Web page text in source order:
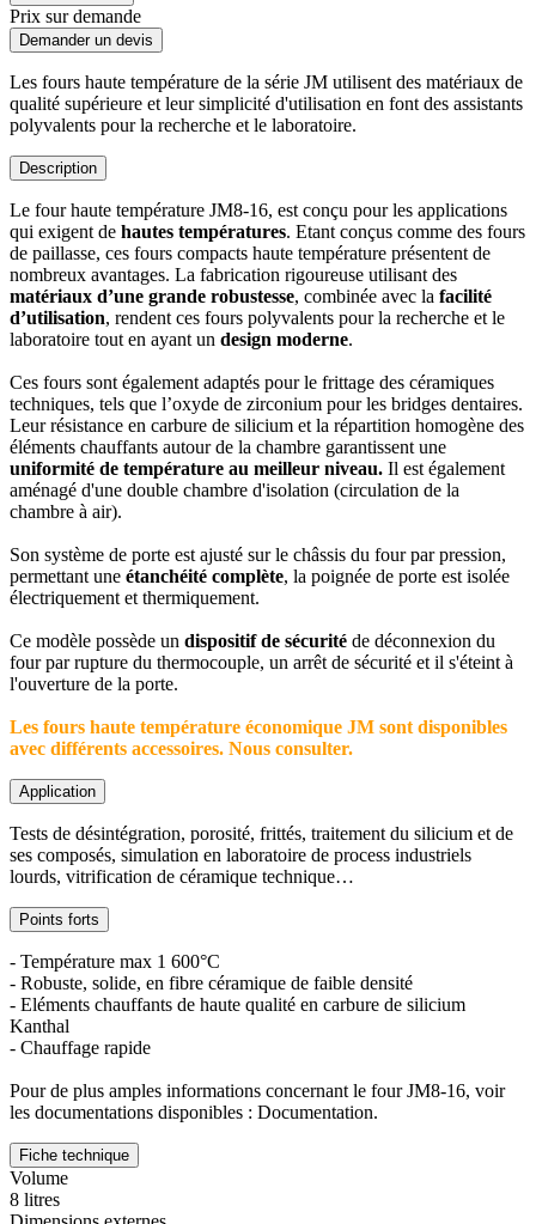
Prix sur demande
Demander un devis
Les fours haute température de la série JM utilisent des matériaux de
qualité supérieure et leur simplicité d'utilisation en font des assistants
polyvalents pour la recherche et le laboratoire.
Description
Le four haute température JM8-16, est conçu pour les applications
qui exigent de hautes températures. Etant conçus comme des fours
de paillasse, ces fours compacts haute température présentent de
nombreux avantages. La fabrication rigoureuse utilisant des
matériaux d’une grande robustesse, combinée avec la facilité
d’utilisation, rendent ces fours polyvalents pour la recherche et le
laboratoire tout en ayant un design moderne.
Ces fours sont également adaptés pour le frittage des céramiques
techniques, tels que l’oxyde de zirconium pour les bridges dentaires.
Leur résistance en carbure de silicium et la répartition homogène des
éléments chauffants autour de la chambre garantissent une
uniformité de température au meilleur niveau. Il est également
aménagé d'une double chambre d'isolation (circulation de la
chambre à air).
Son système de porte est ajusté sur le châssis du four par pression,
permettant une étanchéité complète, la poignée de porte est isolée
électriquement et thermiquement.
Ce modèle possède un dispositif de sécurité de déconnexion du
four par rupture du thermocouple, un arrêt de sécurité et il s'éteint à
l'ouverture de la porte.
Les fours haute température économique JM sont disponibles
avec différents accessoires. Nous consulter.
Application
Tests de désintégration, porosité, frittés, traitement du silicium et de
ses composés, simulation en laboratoire de process industriels
lourds, vitrification de céramique technique…
Points forts
- Température max 1 600°C
- Robuste, solide, en fibre céramique de faible densité
- Eléments chauffants de haute qualité en carbure de silicium
Kanthal
- Chauffage rapide
Pour de plus amples informations concernant le four JM8-16, voir
les documentations disponibles : Documentation.
Fiche technique
Volume
8 litres